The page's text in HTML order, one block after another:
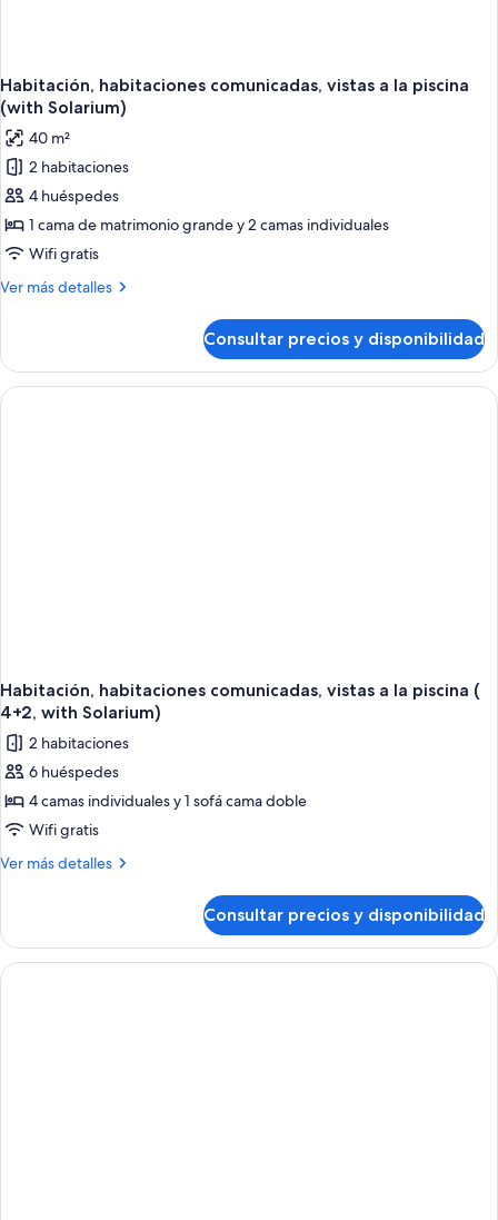
Habitación, habitaciones comunicadas, vistas a la piscina
(with Solarium)
40 m²
2 habitaciones
4 huéspedes
1 cama de matrimonio grande y 2 camas individuales
Wifi gratis
Ver más detalles
Más
habitaciones
comunicadas,
vistas
Consultar precios y disponibilidad
Habitación, habitaciones comunicadas, vistas a la piscina (
4+2, with Solarium)
2 habitaciones
6 huéspedes
4 camas individuales y 1 sofá cama doble
Wifi gratis
Ver más detalles
Más
habitaciones
comunicadas,
vistas
Consultar precios y disponibilidad